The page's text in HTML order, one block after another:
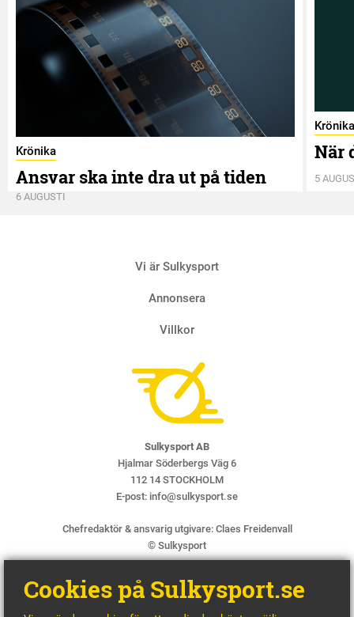
Krönika
Ansvar ska inte dra ut på tiden
6 AUGUSTI
Krönika
När
5
Vi är Sulkysport
Annonsera
Villkor
Sulkysport AB
Hjalmar Söderbergs Väg 6
112 14 STOCKHOLM
E-post: info@sulkysport.se
Chefredaktör & ansvarig utgivare: Claes Freidenvall
© Sulkysport
Cookies på Sulkysport.se